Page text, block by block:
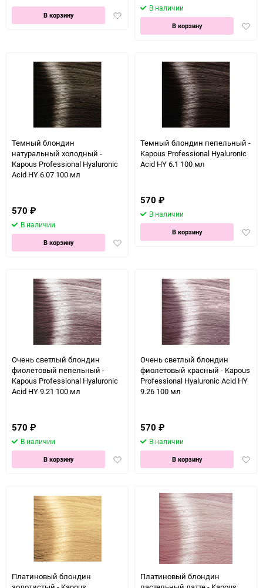
Добавить
избранное
В корзину
В наличии
В корзину
Темный блондин
натуральный холодный -
Kapous Professional Hyaluronic
Acid HY 6.07 100 мл
570 ₽
В наличии
Добавить
В корзину
Темный блондин пепельный -
Kapous Professional Hyaluronic
Acid HY 6.1 100 мл
570 ₽
В наличии
В корзину
Очень светлый блондин
фиолетовый пепельный -
Kapous Professional Hyaluronic
Acid HY 9.21 100 мл
570 ₽
В наличии
Добавить
В корзину
Очень светлый блондин
фиолетовый красный - Kapous
Professional Hyaluronic Acid HY
9.26 100 мл
570 ₽
В наличии
В корзину
Платиновый блондин
Платиновый блондин